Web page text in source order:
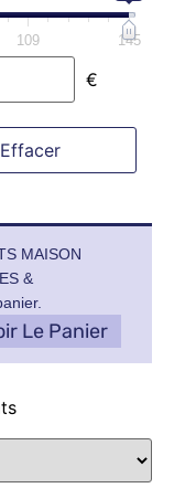
109 145
Price €
Effacer
MAISON
&
Le Panier